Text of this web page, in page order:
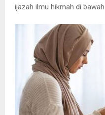
ijazah ilmu hikmah di bawah